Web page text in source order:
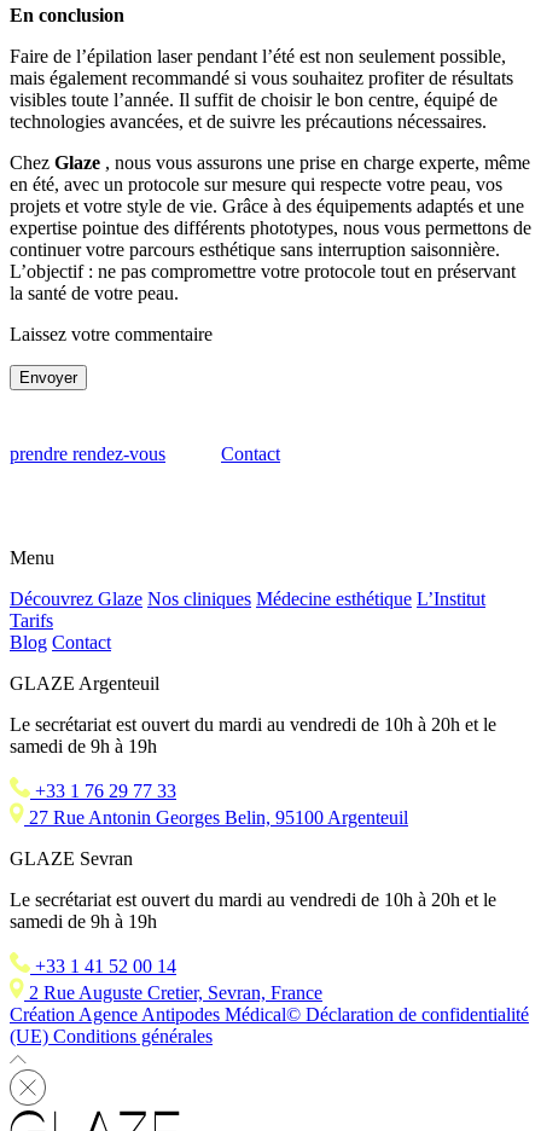
En conclusion
Faire de l’épilation laser pendant l’été est non seulement possible,
mais également recommandé si vous souhaitez profiter de résultats
visibles toute l’année. Il suffit de choisir le bon centre, équipé de
technologies avancées, et de suivre les précautions nécessaires.
Chez Glaze , nous vous assurons une prise en charge experte, même
en été, avec un protocole sur mesure qui respecte votre peau, vos
projets et votre style de vie. Grâce à des équipements adaptés et une
expertise pointue des différents phototypes, nous vous permettons de
continuer votre parcours esthétique sans interruption saisonnière.
L’objectif : ne pas compromettre votre protocole tout en préservant
la santé de votre peau.
Laissez votre commentaire
Envoyer
prendre rendez-vous Contact
Menu
Découvrez Glaze Nos cliniques Médecine esthétique L’Institut
Tarifs
Blog Contact
GLAZE Argenteuil
Le secrétariat est ouvert du mardi au vendredi de 10h à 20h et le
samedi de 9h à 19h
+33 1 76 29 77 33
27 Rue Antonin Georges Belin, 95100 Argenteuil
GLAZE Sevran
Le secrétariat est ouvert du mardi au vendredi de 10h à 20h et le
samedi de 9h à 19h
+33 1 41 52 00 14
2 Rue Auguste Cretier, Sevran, France
Création Agence Antipodes Médical© Déclaration de confidentialité
(UE) Conditions générales